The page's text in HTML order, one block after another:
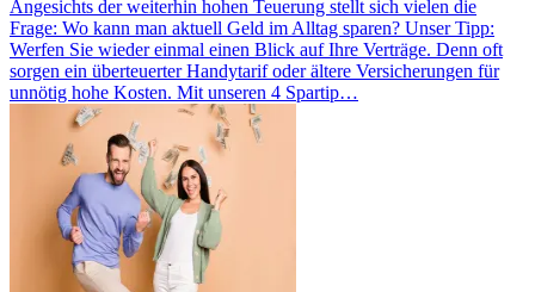
Angesichts der weiterhin hohen Teuerung stellt sich vielen die
Frage: Wo kann man aktuell Geld im Alltag sparen? Unser Tipp:
Werfen Sie wieder einmal einen Blick auf Ihre Verträge. Denn oft
sorgen ein überteuerter Handytarif oder ältere Versicherungen für
unnötig hohe Kosten. Mit unseren 4 Spartip…